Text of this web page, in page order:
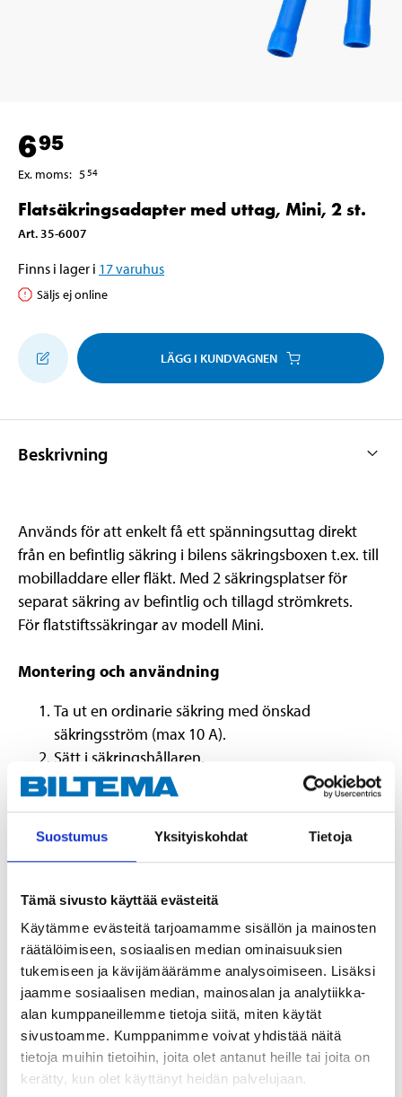
Suostumus Yksityiskohdat Tietoja
Tämä sivusto käyttää evästeitä
Käytämme evästeitä tarjoamamme sisällön ja mainosten
räätälöimiseen, sosiaalisen median ominaisuuksien
tukemiseen ja kävijämäärämme analysoimiseen. Lisäksi
jaamme sosiaalisen median, mainosalan ja analytiikka-
alan kumppaneillemme tietoja siitä, miten käytät
sivustoamme. Kumppanimme voivat yhdistää näitä
tietoja muihin tietoihin, joita olet antanut heille tai joita on
kerätty, kun olet käyttänyt heidän palvelujaan.
695
Ex. moms: 554
Flatsäkringsadapter med uttag, Mini, 2 st.
Art. 35-6007
Finns i lager i 17varuhus
Säljs ej online
LÄGG I KUNDVAGNEN
Beskrivning
Används för att enkelt få ett spänningsuttag direkt
från en befintlig säkring i bilens säkringsboxen t.ex. till
mobilladdare eller fläkt. Med 2 säkringsplatser för
separat säkring av befintlig och tillagd strömkrets.
För flatstiftssäkringar av modell Mini.
Montering och användning
Ta ut en ordinarie säkring med önskad
säkringsström (max 10 A).
Sätt i säkringshållaren.
Sätt tillbaka ordinarie säkring i hållaren närmast
säkringsboxen.
Anslut kabeln till enheten som ska
säkringshållaren.
Teknisk specifikation
Ström
10 A (max)
Kabellängd
130 mm